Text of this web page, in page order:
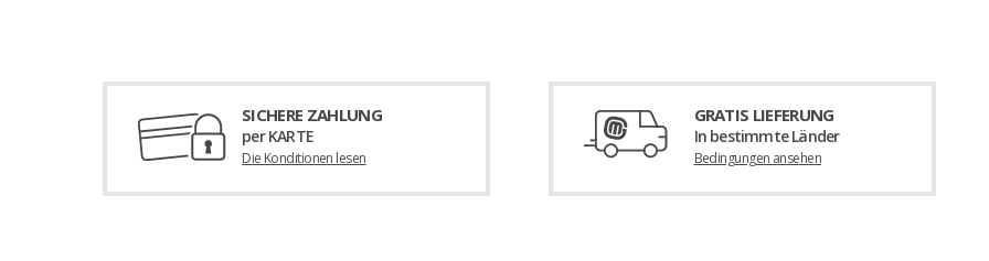
SICHERE ZAHLUNG
per KARTE
Die Konditionen lesen
GRATIS LIEFERUNG
In bestimmte Länder
Bedingungen ansehen